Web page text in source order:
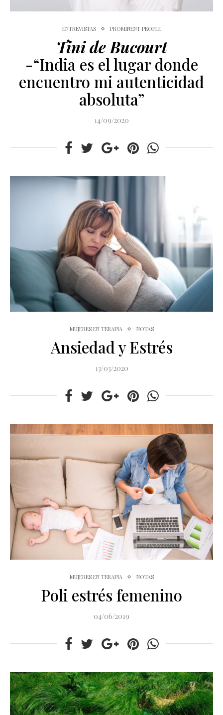
ENTREVISTAS PROMINENT PEOPLE
Tini de Bucourt
-“India es el lugar donde
encuentro mi autenticidad
absoluta”
14/09/2020
MUJERES EN TERAPIA NOTAS
Ansiedad y Estrés
13/03/2020
MUJERES EN TERAPIA NOTAS
Poli estrés femenino
04/06/2019